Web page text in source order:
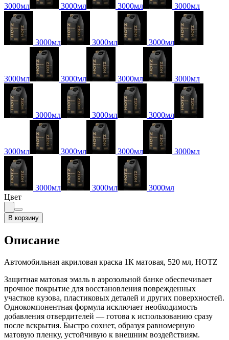
3000мл 3000мл 3000мл 3000мл
3000мл 3000мл 3000мл
3000мл 3000мл 3000мл 3000мл
3000мл 3000мл 3000мл
3000мл 3000мл 3000мл 3000мл
3000мл 3000мл
3000мл
Цвет
В корзину
Описание
Автомобильная акриловая краска 1К матовая, 520 мл, HOTZ
Защитная матовая эмаль в аэрозольной банке обеспечивает
прочное покрытие для восстановления поврежденных
участков кузова, пластиковых деталей и других поверхностей.
Однокомпонентная формула исключает необходимость
добавления отвердителей — готова к использованию сразу
после вскрытия. Быстро сохнет, образуя равномерную
матовую пленку, устойчивую к внешним воздействиям.